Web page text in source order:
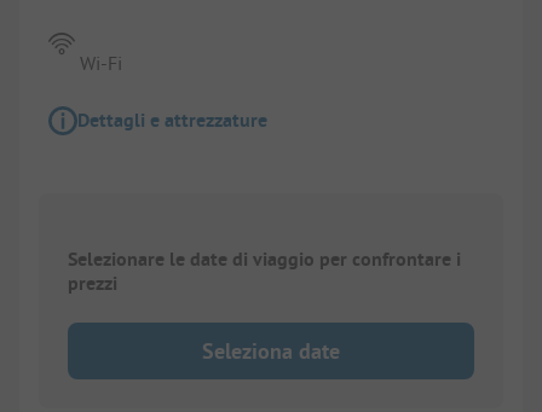
Wi-Fi
Dettagli e attrezzature
Selezionare le date di viaggio per confrontare i
prezzi
Seleziona date